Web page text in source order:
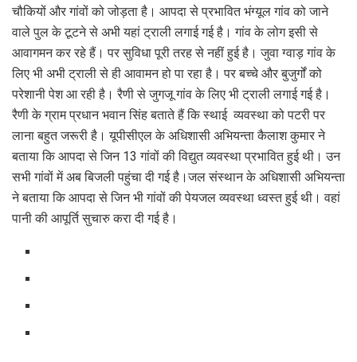
चौकियों और गांवों को जोड़ता है। आपदा से प्रभावित भंग्यूल गांव को जाने
वाले पुल के टूटने से अभी यहां ट्राली लगाई गई है। गांव के लोग इसी से
आवागमन कर रहे हैं। पर सुविधा पूरी तरह से नहीं हुई है। जुवा ग्वाड़ गांव के
लिए भी अभी ट्राली से ही आवामन हो पा रहा है। पर बच्चे और बुजुर्गों को
परेशानी पेश आ रही है। रैणी से जुगजू गांव के लिए भी ट्राली लगाई गई है।
रैणी के ग्राम प्रधान भवान सिंह बताते हैं कि स्थाई व्यवस्था को पटरी पर
लाना बहुत जरूरी है। यूपीसीएल के अधिशासी अभियन्ता कैलाश कुमार ने
बताया कि आपदा से जिन 13 गांवों की विद्युत व्यवस्था प्रभावित हुई थी। उन
सभी गांवों में अब बिजली पहुंचा दी गई है।जल संस्थान के अधिशासी अभियन्ता
ने बताया कि आपदा से जिन भी गांवों की पेयजल व्यवस्था ध्वस्त हुई थी। वहां
पानी की आपूर्ति सुचारु करा दी गई है।